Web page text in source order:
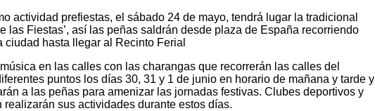
actividad prefiestas, el sábado 24 de mayo, tendrá lugar la tradicional
las Fiestas’, así las peñas saldrán desde plaza de España recorriendo
ciudad hasta llegar al Recinto Ferial
en las calles con las charangas que recorrerán las calles del
puntos los días 30, 31 y 1 de junio en horario de mañana y tarde y
a las peñas para amenizar las jornadas festivas. Clubes deportivos y
realizarán sus actividades durante estos días.